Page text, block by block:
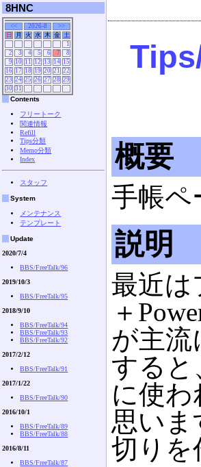
概要
手帳ペ
説明
最近は
＋
が主
すると
に使
思いま
切りを
8HNC
<< 2026-8
>>
日
月 火 水 木 金
土
1
2
3 4 5 6 7
8
9 10 11 12 13 14 15
16 17 18 19 20 21
22
23 24 25 26 27 28 29
30 31
Contents
フリートーク
関連情報
Refill
Tips分類
Memo分類
Index
スタッフ
System
メンテナンス
テンプレート
Update
2020/7/4
BBS/FreeTalk/96
2019/10/3
BBS/FreeTalk/95
2018/9/10
BBS/FreeTalk/94
BBS/FreeTalk/93
BBS/FreeTalk/92
2017/2/12
BBS/FreeTalk/91
2017/1/22
BBS/FreeTalk/90
2016/10/1
BBS/FreeTalk/89
BBS/FreeTalk/88
2016/8/11
BBS/FreeTalk/87